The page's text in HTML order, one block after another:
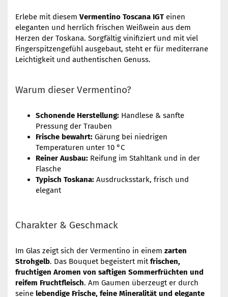
Erlebe mit diesem Vermentino Toscana IGT einen
eleganten und herrlich frischen Weißwein aus dem
Herzen der Toskana. Sorgfältig vinifiziert und mit viel
Fingerspitzengefühl ausgebaut, steht er für mediterrane
Leichtigkeit und authentischen Genuss.
Warum dieser Vermentino?
Schonende Herstellung: Handlese & sanfte
Pressung der Trauben
Frische bewahrt: Gärung bei niedrigen
Temperaturen unter 10 °C
Reiner Ausbau: Reifung im Stahltank und in der
Flasche
Typisch Toskana: Ausdrucksstark, frisch und
elegant
Charakter & Geschmack
Im Glas zeigt sich der Vermentino in einem zarten
Strohgelb. Das Bouquet begeistert mitfrischen,
fruchtigen Aromen von saftigen Sommerfrüchten und
reifem Fruchtfleisch. Am Gaumen überzeugt er durch
seine lebendige Frische, feine Mineralität und elegante